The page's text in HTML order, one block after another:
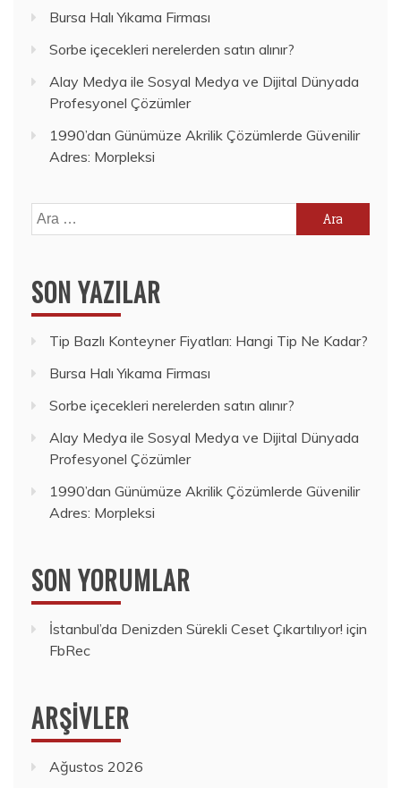
Bursa Halı Yıkama Firması
Sorbe içecekleri nerelerden satın alınır?
Alay Medya ile Sosyal Medya ve Dijital Dünyada
Profesyonel Çözümler
1990’dan Günümüze Akrilik Çözümlerde Güvenilir
Adres: Morpleksi
Arama:
SON YAZILAR
Tip Bazlı Konteyner Fiyatları: Hangi Tip Ne Kadar?
Bursa Halı Yıkama Firması
Sorbe içecekleri nerelerden satın alınır?
Alay Medya ile Sosyal Medya ve Dijital Dünyada
Profesyonel Çözümler
1990’dan Günümüze Akrilik Çözümlerde Güvenilir
Adres: Morpleksi
SON YORUMLAR
İstanbul’da Denizden Sürekli Ceset Çıkartılıyor! için
FbRec
ARŞIVLER
Ağustos 2026